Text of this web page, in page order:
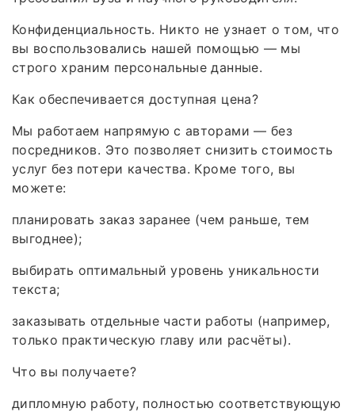
Конфиденциальность. Никто не узнает о том, что
вы воспользовались нашей помощью — мы
строго храним персональные данные.
Как обеспечивается доступная цена?
Мы работаем напрямую с авторами — без
посредников. Это позволяет снизить стоимость
услуг без потери качества. Кроме того, вы
можете:
планировать заказ заранее (чем раньше, тем
выгоднее);
выбирать оптимальный уровень уникальности
текста;
заказывать отдельные части работы (например,
только практическую главу или расчёты).
Что вы получаете?
дипломную работу, полностью соответствующую